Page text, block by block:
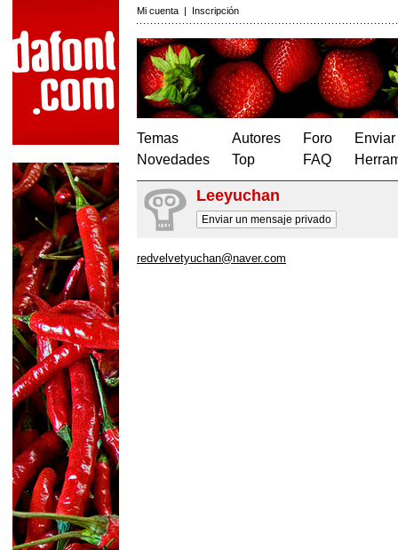
Mi cuenta | Inscripción
Temas
Novedades
Autores
Top
Foro
FAQ
Leeyuchan
Enviar un mensaje privado
redvelvetyuchan@naver.com